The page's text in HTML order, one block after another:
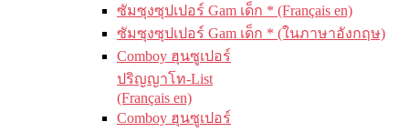
ซัมซุงซุปเปอร์ Gam เด็ก * (Français en)
ซัมซุงซุปเปอร์ Gam เด็ก * (ในภาษาอังกฤษ)
Comboy ฮุนซูเปอร์
ปริญญาโท-List
(Français en)
Comboy ฮุนซูเปอร์